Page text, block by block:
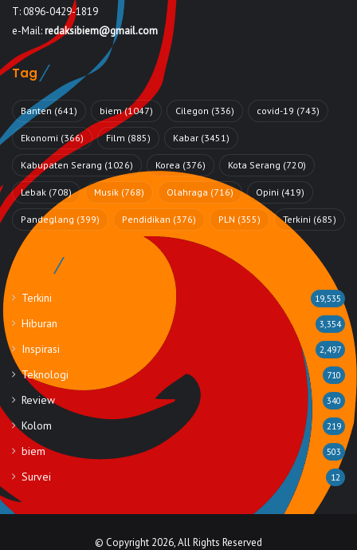
T: 0896-0429-1819
e-Mail:redaksibiem@gmail.com
Tag
Banten (641) biem(1047) Cilegon (336) covid-19 (743)
Ekonomi (366) Film (885) Kabar (3451)
Kabupaten Serang (1026) Korea (376) Kota Serang (720)
Lebak (708) Musik (768) Olahraga (716) Opini (419)
Pandeglang (399) Pendidikan (376) PLN (355) Terkini (685)
Rubrik
Terkini 19,535
Hiburan 3,354
Inspirasi 2,497
Teknologi 710
Review 340
Kolom 219
biem 503
Survei 12
© Copyright 2026, All Rights Reserved